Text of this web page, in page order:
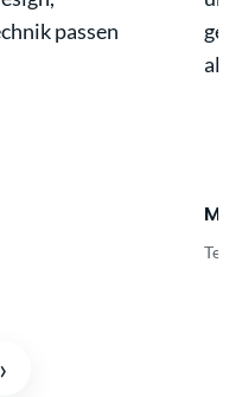
passen
›